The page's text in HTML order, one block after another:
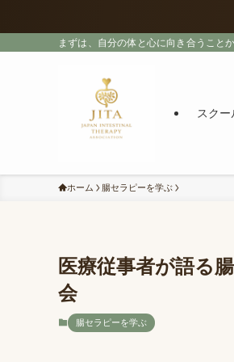
まずは、自分の体と心に向き合うこと
スクー
ホーム 腸セラピーを学ぶ
医療従事者が語る
会
腸セラピーを学ぶ